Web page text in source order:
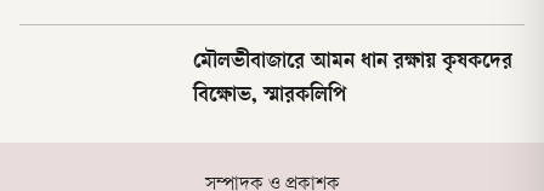
মৌলভীবাজারে আমন ধান রক্ষায় কৃষকদের
বিক্ষোভ, স্মারকলিপি
সম্পাদক ও প্রকাশক